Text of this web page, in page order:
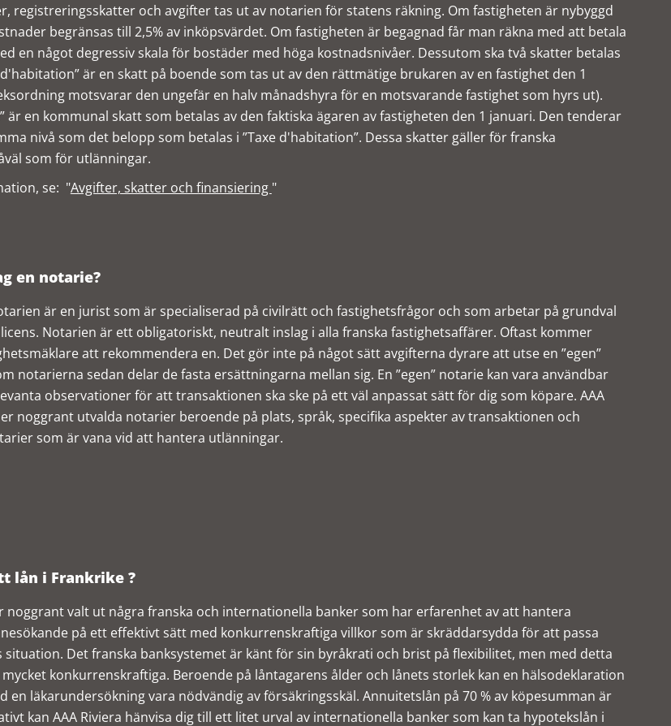
registreringsskatter och avgifter tas ut av notarien för statens räkning. Om fastigheten är nybyggd
begränsas till 2,5% av inköpsvärdet. Om fastigheten är begagnad får man räkna med att betala
en något degressiv skala för bostäder med höga kostnadsnivåer. Dessutom ska två skatter betalas
d'habitation” är en skatt på boende som tas ut av den rättmätige brukaren av en fastighet den 1
motsvarar den ungefär en halv månadshyra för en motsvarande fastighet som hyrs ut).
är en kommunal skatt som betalas av den faktiska ägaren av fastigheten den 1 januari. Den tenderar
nivå som det belopp som betalas i ”Taxe d'habitation”. Dessa skatter gäller för franska
som för utlänningar.
se: "Avgifter, skatter och finansiering "
en notarie?
är en jurist som är specialiserad på civilrätt och fastighetsfrågor och som arbetar på grundval
Notarien är ett obligatoriskt, neutralt inslag i alla franska fastighetsaffärer. Oftast kommer
att rekommendera en. Det gör inte på något sätt avgifterna dyrare att utse en ”egen”
notarierna sedan delar de fasta ersättningarna mellan sig. En ”egen” notarie kan vara användbar
observationer för att transaktionen ska ske på ett väl anpassat sätt för dig som köpare. AAA
noggrant utvalda notarier beroende på plats, språk, specifika aspekter av transaktionen och
som är vana vid att hantera utlänningar.
lån i Frankrike ?
noggrant valt ut några franska och internationella banker som har erfarenhet av att hantera
på ett effektivt sätt med konkurrenskraftiga villkor som är skräddarsydda för att passa
situation. Det franska banksystemet är känt för sin byråkrati och brist på flexibilitet, men med detta
konkurrenskraftiga. Beroende på låntagarens ålder och lånets storlek kan en hälsodeklaration
en läkarundersökning vara nödvändig av försäkringsskäl. Annuitetslån på 70 % av köpesumman är
kan AAA Riviera hänvisa dig till ett litet urval av internationella banker som kan ta hypotekslån i